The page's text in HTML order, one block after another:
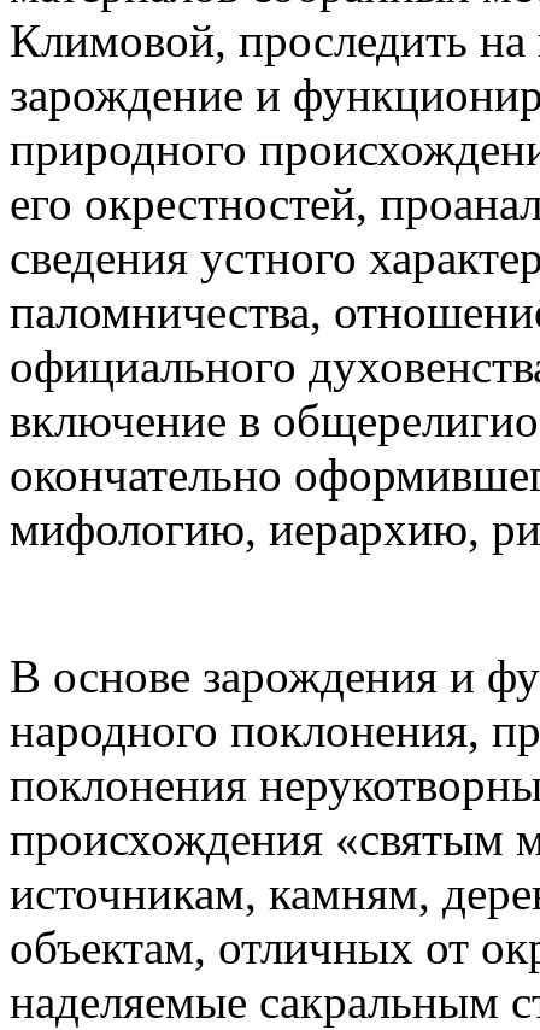
Климовой, проследить
зарождение и
природного
его окрестностей,
сведения устного
паломничества,
официального
включение в
окончательно
мифологию, иерархию,
В основе зарождения и
народного поклонения,
поклонения
происхождения «святым
источникам, камням,
объектам, отличных от
наделяемые сакральным